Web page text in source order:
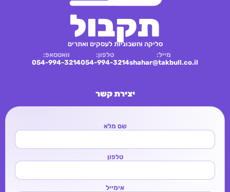
תקבול
סליקה וחשבוניות לעסקים ואתרים
מייל:
shahar@takbull.co.il
טלפון:
054-994-3214
וואטסאפ:
054-994-3214
יצירת קשר
שם מלא
טלפון
אימייל